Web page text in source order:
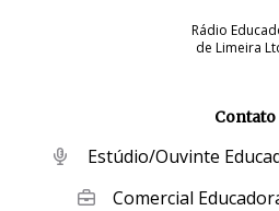
Rádio
de Limeira
Contato
Estúdio/Ouvinte
Comercial